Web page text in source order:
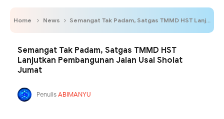
Home News Semangat Tak Padam, Satgas TMMD HST Lanjutkan Pembangunan Jalan Usai Sholat Jumat
Semangat Tak Padam, Satgas TMMD HST
Lanjutkan Pembangunan Jalan Usai Sholat
Jumat
PenulisABIMANYU